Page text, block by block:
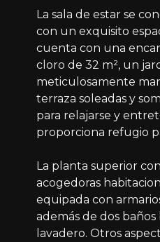
La sala de estar se
con un exquisito
cuenta con una
cloro de 32 m², un
meticulosamente
terraza soleadas y
para relajarse y
proporciona refugio
La planta superior
acogedoras
equipada con
además de dos
lavadero. Otros